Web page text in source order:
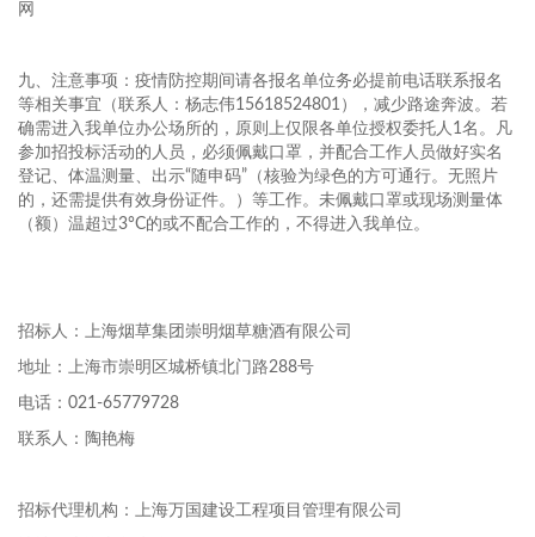
网
九、注意事项：疫情防控期间请各报名单位务必提前电话联系报名
等相关事宜（联系人：杨志伟15618524801），减少路途奔波。若
确需进入我单位办公场所的，原则上仅限各单位授权委托人1名。凡
参加招投标活动的人员，必须佩戴口罩，并配合工作人员做好实名
登记、体温测量、出示“随申码”（核验为绿色的方可通行。无照片
的，还需提供有效身份证件。）等工作。未佩戴口罩或现场测量体
（额）温超过3°C的或不配合工作的，不得进入我单位。
招标人：上海烟草集团崇明烟草糖酒有限公司
地址：上海市崇明区城桥镇北门路288号
电话：021-65779728
联系人：陶艳梅
招标代理机构：上海万国建设工程项目管理有限公司